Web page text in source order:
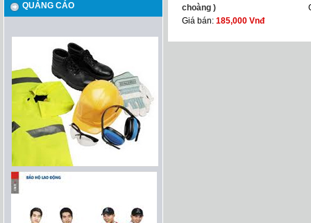
QUẢNG CÁO
choàng )
Giá bán: 185,000 Vnđ